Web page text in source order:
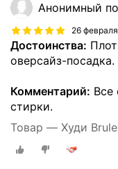
Анонимный
26 февраля
Достоинства:
оверсайз-посадка.
Комментарий: Все
стирки.
Товар — Худи